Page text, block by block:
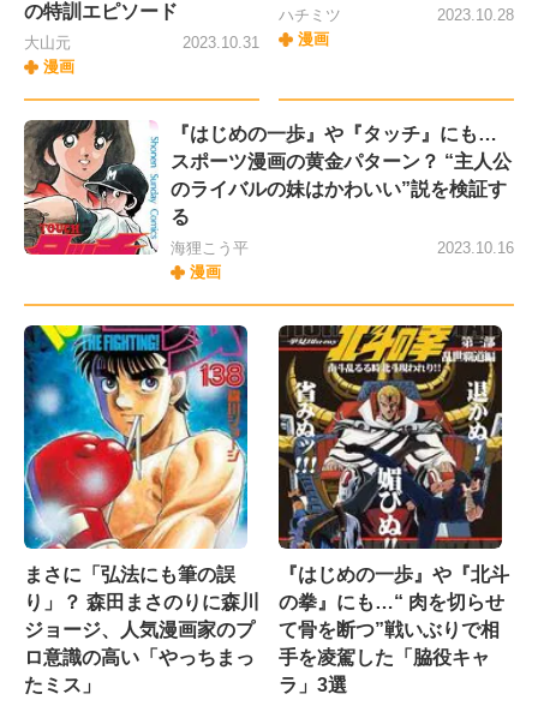
の特訓エピソード
大山元
漫画
2023.10.31
ハチミツ
漫画
2023.10.28
『はじめの一歩』や『タッチ』にも…
スポーツ漫画の黄金パターン？ “主人公
のライバルの妹はかわいい”説を検証す
る
海狸こう平
漫画
2023.10.16
まさに「弘法にも筆の誤
り」？ 森田まさのりに森川
ジョージ、人気漫画家のプ
ロ意識の高い「やっちまっ
たミス」
『はじめの一歩』や『北斗
の拳』にも…“ 肉を切らせ
て骨を断つ”戦いぶりで相
手を凌駕した「脇役キャ
ラ」3選